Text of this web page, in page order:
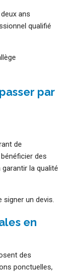
ans
qualifié
par
de
des
la qualité
signer un devis.
en
des
ponctuelles,